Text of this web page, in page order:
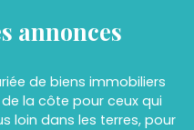
annonces
de biens immobiliers
la côte pour ceux qui
loin dans les terres, pour